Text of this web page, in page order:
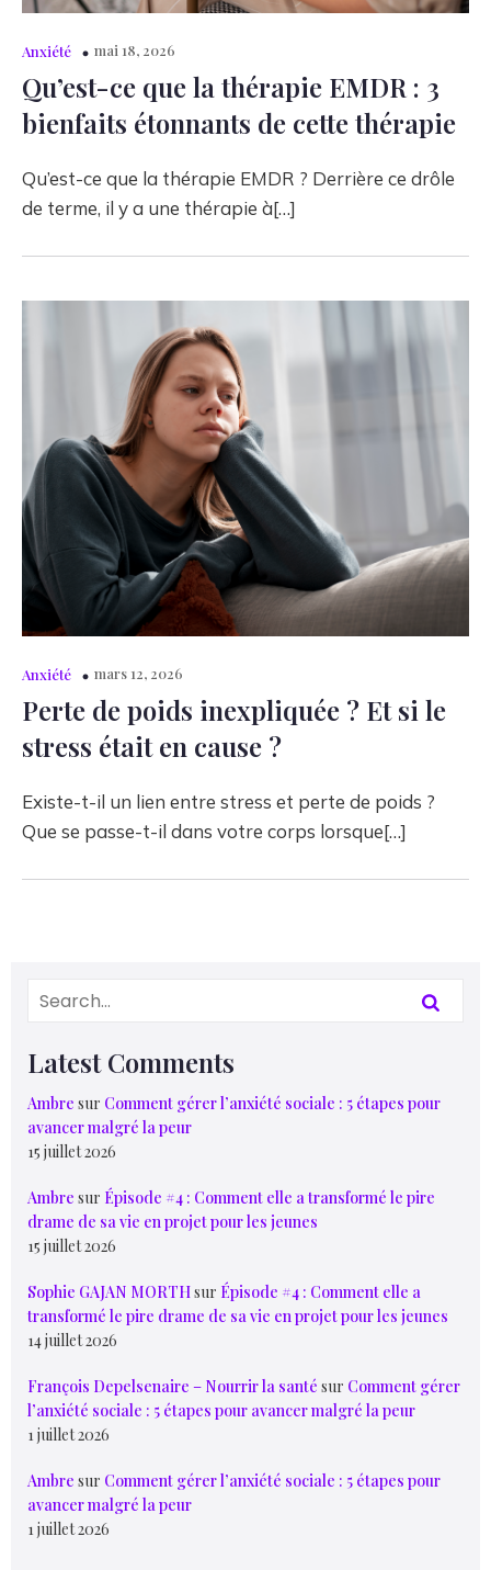
Anxiété mai 18, 2026
Qu’est-ce que la thérapie EMDR : 3
bienfaits étonnants de cette thérapie
Qu’est-ce que la thérapie EMDR ? Derrière ce drôle
de terme, il y a une thérapie à[…]
Anxiété mars 12, 2026
Perte de poids inexpliquée ? Et si le
stress était en cause ?
Existe-t-il un lien entre stress et perte de poids ?
Que se passe-t-il dans votre corps lorsque[…]
Latest Comments
Ambre sur Comment gérer l’anxiété sociale : 5 étapes pour
avancer malgré la peur
15 juillet 2026
Ambre sur Épisode #4 : Comment elle a transformé le pire
drame de sa vie en projet pour les jeunes
15 juillet 2026
Sophie GAJAN MORTHsur Épisode #4 : Comment elle a
transformé le pire drame de sa vie en projet pour les jeunes
14 juillet 2026
François Depelsenaire – Nourrir la santé sur Comment gérer
l’anxiété sociale : 5 étapes pour avancer malgré la peur
1 juillet 2026
Ambre sur Comment gérer l’anxiété sociale : 5 étapes pour
avancer malgré la peur
1 juillet 2026